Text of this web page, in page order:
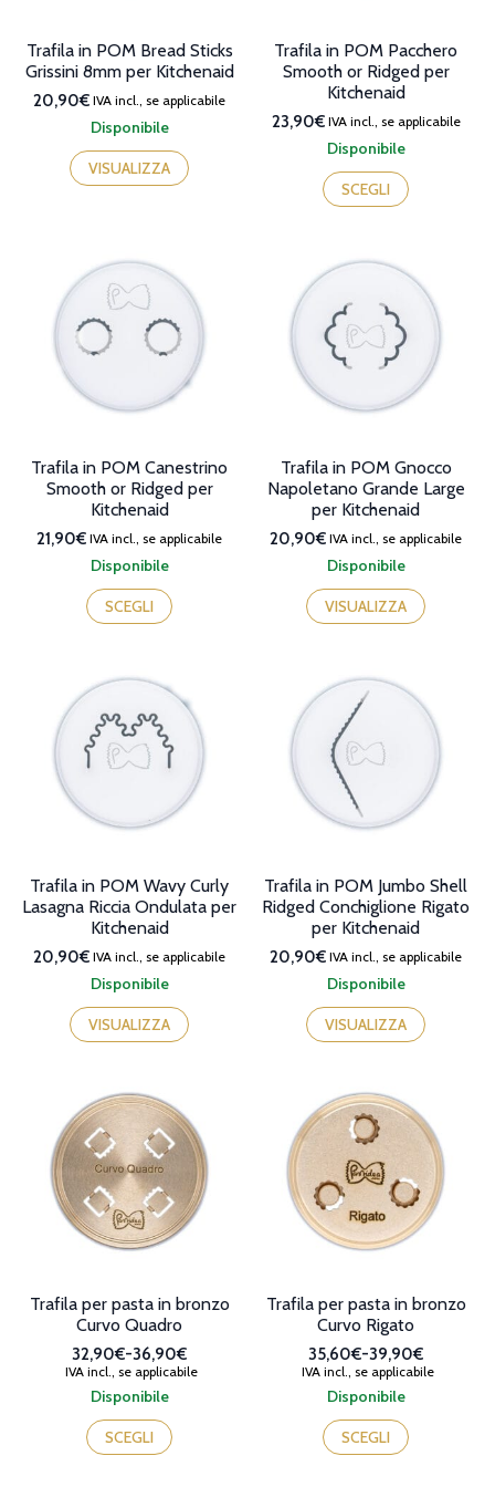
Disponibile
Trafila in POM Bread Sticks
Grissini 8mm per Kitchenaid
20,90€ IVA incl., se applicabile
VISUALIZZA
Disponibile
Trafila in POM Pacchero
Smooth or Ridged per
Kitchenaid
23,90€IVA incl., se applicabile
SCEGLI
prodotto
ha
Le
possono
essere
scelte
pagina
Disponibile
Trafila in POM Canestrino
Smooth or Ridged per
Kitchenaid
21,90€ IVA incl., se applicabile
SCEGLI
Questo
prodotto
ha
Le
opzioni
possono
essere
scelte
pagina
Disponibile
Trafila in POM Gnocco
Napoletano Grande Large
per Kitchenaid
20,90€ IVA incl., se applicabile
VISUALIZZA
Disponibile
Trafila in POM Wavy Curly
Lasagna Riccia Ondulata per
Kitchenaid
20,90€ IVA incl., se applicabile
VISUALIZZA
Disponibile
Trafila in POM Jumbo Shell
Ridged Conchiglione Rigato
per Kitchenaid
20,90€ IVA incl., se applicabile
VISUALIZZA
Disponibile
Trafila per pasta in bronzo
Curvo Quadro
32,90€-36,90€
Fascia
di
da
32,90€
IVA incl., se applicabile
SCEGLI
Questo
prodotto
ha
Disponibile
Trafila per pasta in bronzo
Curvo Rigato
35,60€-39,90€
Fascia
di
da
35,60€
IVA incl., se applicabile
SCEGLI
Questo
prodotto
ha